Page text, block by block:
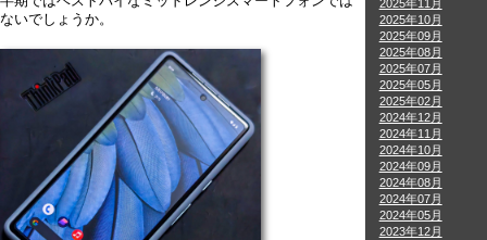
ないでしょうか。
2025年11月
2025年10月
2025年09月
2025年08月
2025年07月
2025年05月
2025年02月
2024年12月
2024年11月
2024年10月
2024年09月
2024年08月
2024年07月
2024年05月
2023年12月